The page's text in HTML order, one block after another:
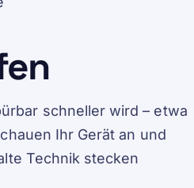
schneller wird – etwa
Ihr Gerät an und
Technik stecken